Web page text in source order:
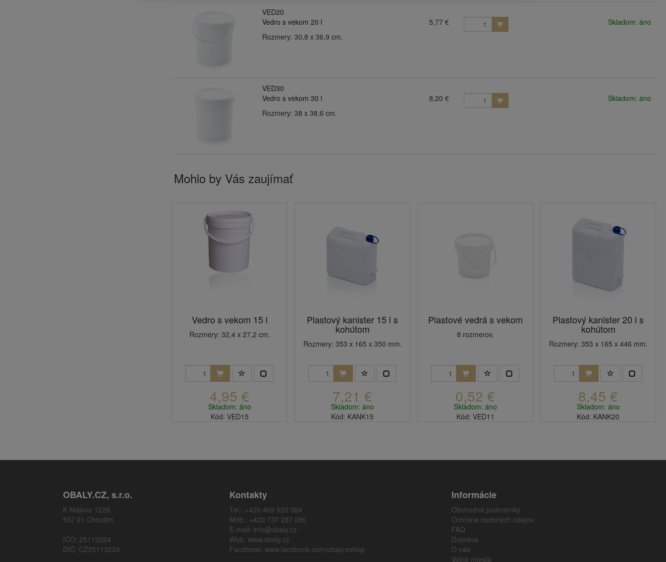
VED20
Vedro s vekom 20 l
5,77 €
Skladom: áno
Rozmery: 30,8 x 36,9 cm.
VED30
Vedro s vekom 30 l
8,20 €
Skladom: áno
Rozmery: 38 x 38,6 cm.
Mohlo by Vás zaujímať
Vedro s vekom 15 l
Rozmery: 32,4 x 27,2 cm.
4,95 €
Skladom: áno
Kód: VED15
Plastový kanister 15 l s
kohútom
Rozmery: 353 x 165 x 350 mm.
7,21 €
Skladom: áno
Kód: KANK15
Plastové vedrá s vekom
8 rozmerov.
0,52 €
Skladom: áno
Kód: VED11
Plastový kanister 20 l s
kohútom
Rozmery: 353 x 165 x 446 mm.
8,45 €
Skladom: áno
Kód: KANK20
OBALY.CZ, s.r.o.
K Májovu 1229,
537 01 Chrudim
IČO: 25113224
DIČ: CZ25113224
Kontakty
Tel.: +420 469 620 384
Mob.: +420 737 287 080
E-mail: info@obaly.cz
Web: www.obaly.cz
Facebook: www.facebook.com/obaly.eshop
Informácie
Obchodné podmienky
Ochrana osobných údajov
FAQ
Doprava
O nás
Voľné miesta